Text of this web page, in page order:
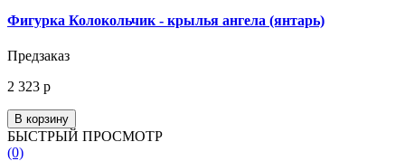
Фигурка Колокольчик - крылья ангела (янтарь)
Предзаказ
2 323 р
В корзину
БЫСТРЫЙ ПРОСМОТР
(0)